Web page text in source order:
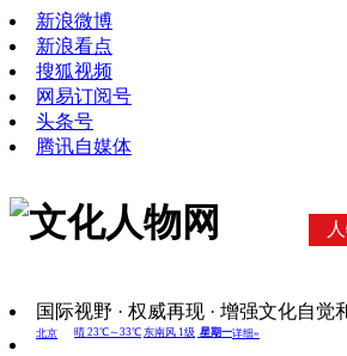
新浪微博
新浪看点
搜狐视频
网易订阅号
头条号
腾讯自媒体
国际视野 · 权威再现 · 增强文化自觉